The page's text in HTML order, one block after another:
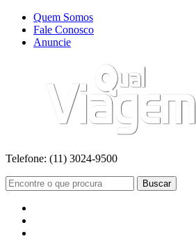
Quem Somos
Fale Conosco
Anuncie
Telefone: (11) 3024-9500
Buscar